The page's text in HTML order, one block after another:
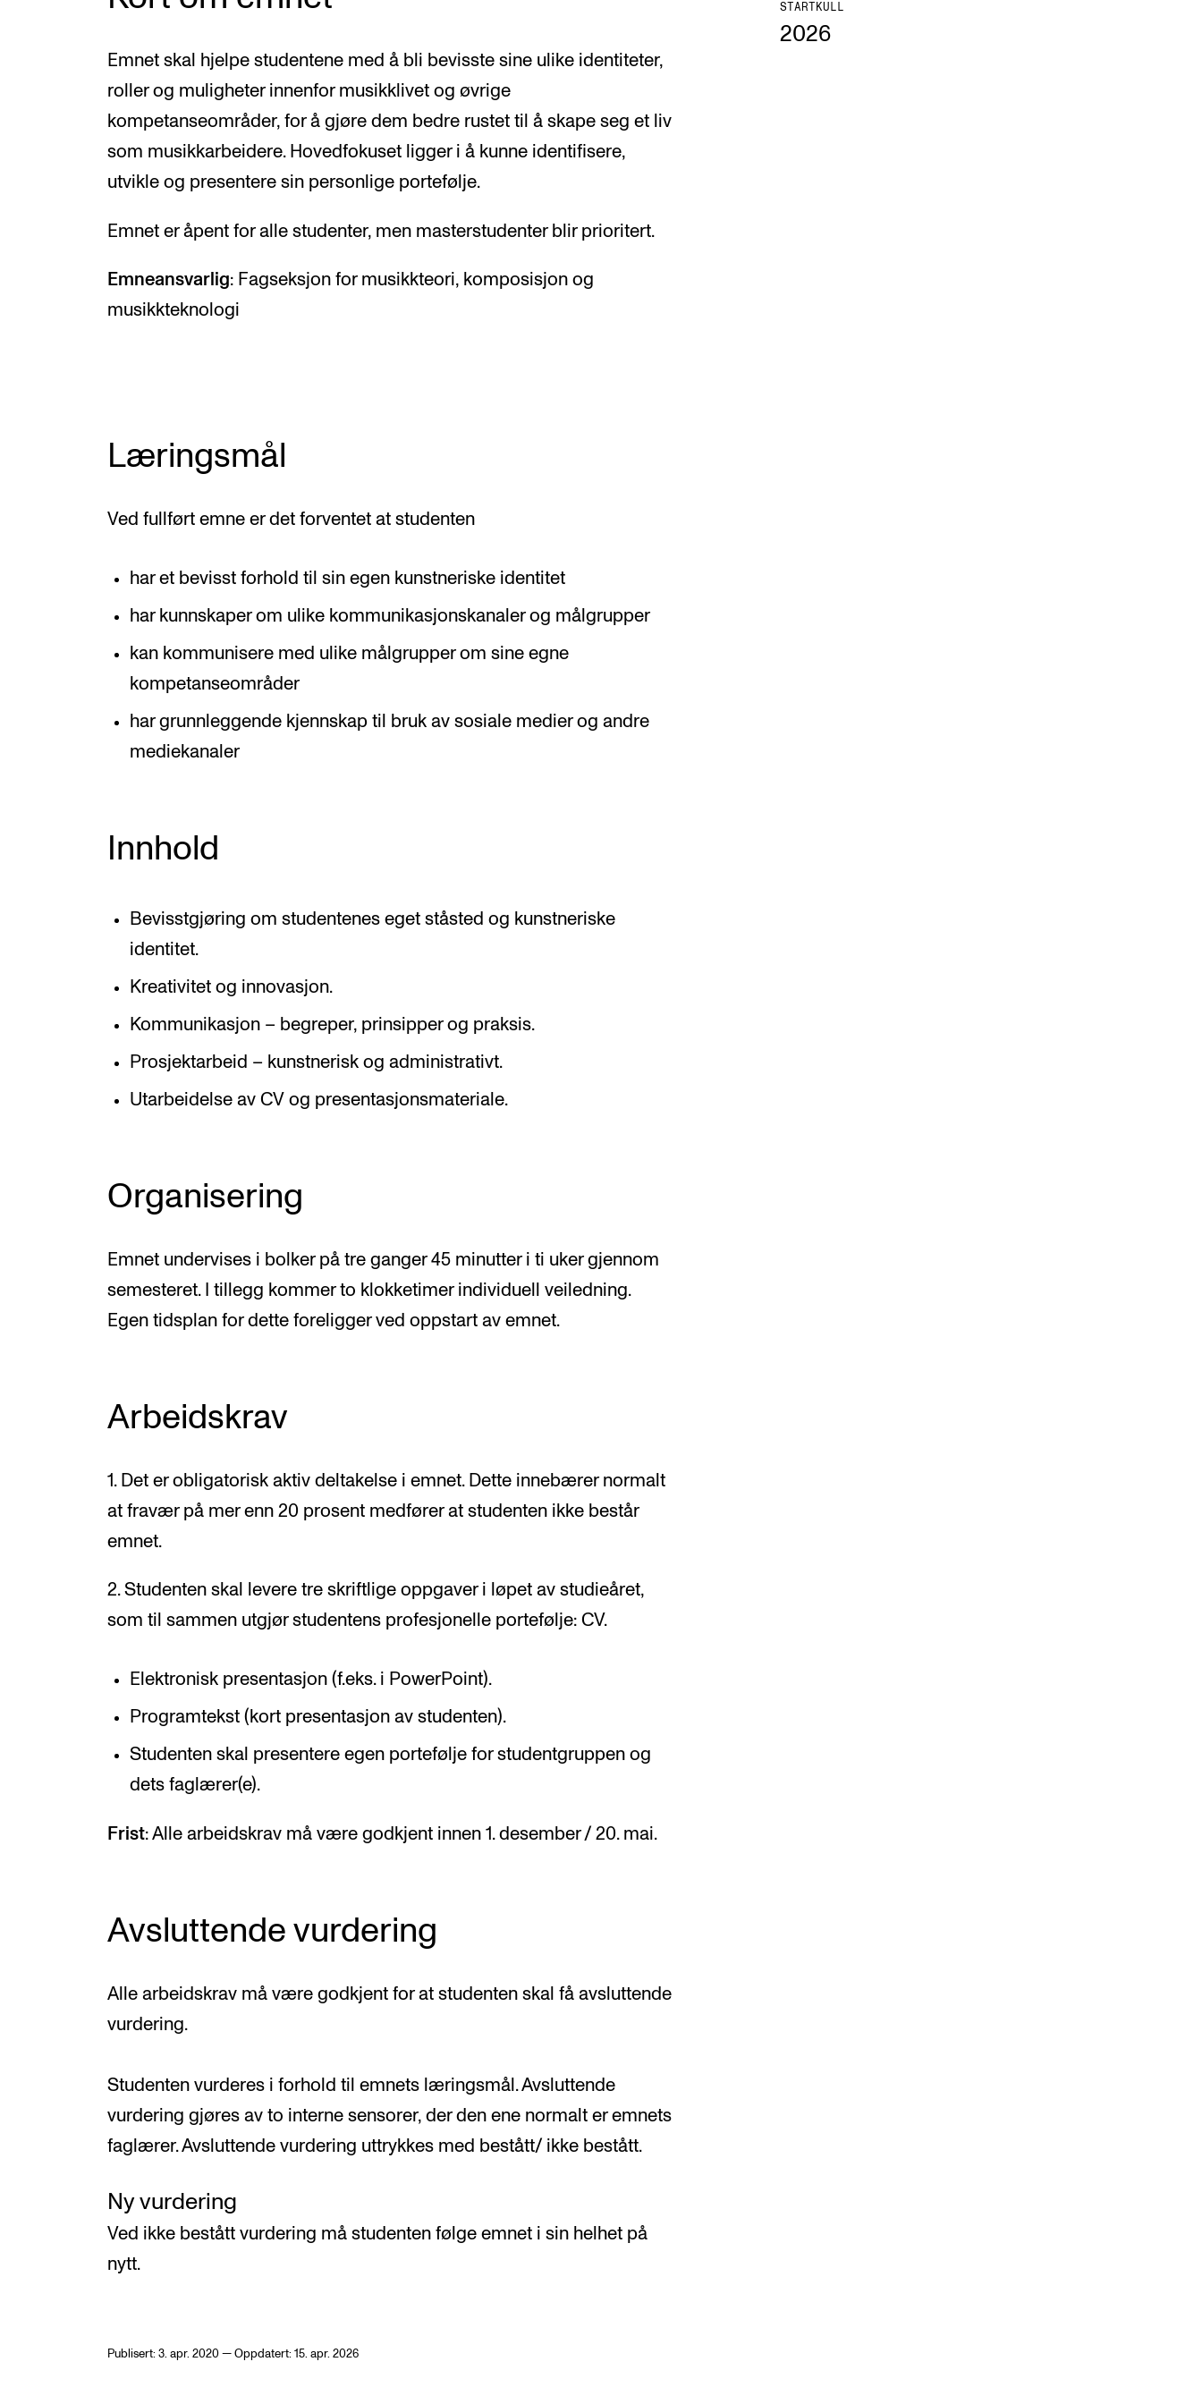
STARTKULL
2026
Emnet skal hjelpe studentene med å bli bevisste sine ulike identiteter,
roller og muligheter innenfor musikklivet og øvrige
kompetanseområder, for å gjøre dem bedre rustet til å skape seg et liv
som musikkarbeidere. Hovedfokuset ligger i å kunne identifisere,
utvikle og presentere sin personlige portefølje.
Emnet er åpent for alle studenter, men masterstudenter blir prioritert.
Emneansvarlig: Fagseksjon for musikkteori, komposisjon og
musikkteknologi
Læringsmål
Ved fullført emne er det forventet at studenten
har et bevisst forhold til sin egen kunstneriske identitet
har kunnskaper om ulike kommunikasjonskanaler og målgrupper
kan kommunisere med ulike målgrupper om sine egne
kompetanseområder
har grunnleggende kjennskap til bruk av sosiale medier og andre
mediekanaler
Innhold
Bevisstgjøring om studentenes eget ståsted og kunstneriske
identitet.
Kreativitet og innovasjon.
Kommunikasjon – begreper, prinsipper og praksis.
Prosjektarbeid – kunstnerisk og administrativt.
Utarbeidelse av CV og presentasjonsmateriale.
Organisering
Emnet undervises i bolker på tre ganger 45 minutter i ti uker gjennom
semesteret. I tillegg kommer to klokketimer individuell veiledning.
Egen tidsplan for dette foreligger ved oppstart av emnet.
Arbeidskrav
1. Det er obligatorisk aktiv deltakelse i emnet. Dette innebærer normalt
at fravær på mer enn 20 prosent medfører at studenten ikke består
emnet.
2. Studenten skal levere tre skriftlige oppgaver i løpet av studieåret,
som til sammen utgjør studentens profesjonelle portefølje: CV.
Elektronisk presentasjon (f.eks. i PowerPoint).
Programtekst (kort presentasjon av studenten).
Studenten skal presentere egen portefølje for studentgruppen og
dets faglærer(e).
Frist: Alle arbeidskrav må være godkjent innen 1. desember / 20. mai.
Avsluttende vurdering
Alle arbeidskrav må være godkjent for at studenten skal få avsluttende
vurdering.
Studenten vurderes i forhold til emnets læringsmål. Avsluttende
vurdering gjøres av to interne sensorer, der den ene normalt er emnets
faglærer. Avsluttende vurdering uttrykkes med bestått/ ikke bestått.
Ny vurdering
Ved ikke bestått vurdering må studenten følge emnet i sin helhet på
nytt.
Publisert: 3. apr. 2020 — Oppdatert: 15. apr. 2026